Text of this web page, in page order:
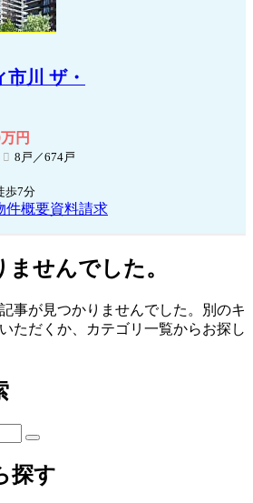
市川 ザ・
円
8戸／674戸
歩7分
件概要資料請求
せんでした。
事が見つかりませんでした。別のキ
ただくか、カテゴリ一覧からお探し
探す